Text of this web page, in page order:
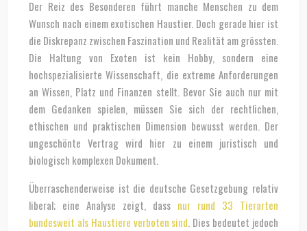
Der Reiz des Besonderen führt manche Menschen zu dem
Wunsch nach einem exotischen Haustier. Doch gerade hier ist
die Diskrepanz zwischen Faszination und Realität am grössten.
Die Haltung von Exoten ist kein Hobby, sondern eine
hochspezialisierte Wissenschaft, die extreme Anforderungen
an Wissen, Platz und Finanzen stellt. Bevor Sie auch nur mit
dem Gedanken spielen, müssen Sie sich der rechtlichen,
ethischen und praktischen Dimension bewusst werden. Der
ungeschönte Vertrag wird hier zu einem juristisch und
biologisch komplexen Dokument.
Überraschenderweise ist die deutsche Gesetzgebung relativ
liberal; eine Analyse zeigt, dass nur rund 33 Tierarten
bundesweit als Haustiere verboten sind. Dies bedeutet jedoch